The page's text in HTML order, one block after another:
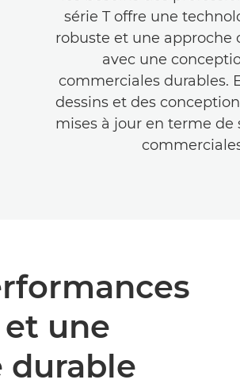
série T offre une
robuste et une
avec une
commerciales durables.
dessins et des
mises à jour en terme
une
durable